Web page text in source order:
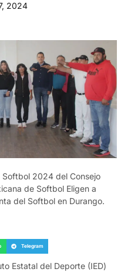
2024
Softbol 2024 del Consejo
de Softbol Eligen a
del Softbol en Durango.
Telegram
Estatal del Deporte (IED)